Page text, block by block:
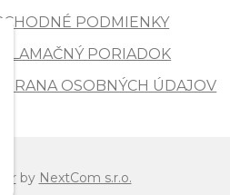
PODMIENKY
PORIADOK
OSOBNÝCH ÚDAJOV
by NextCom s.r.o.